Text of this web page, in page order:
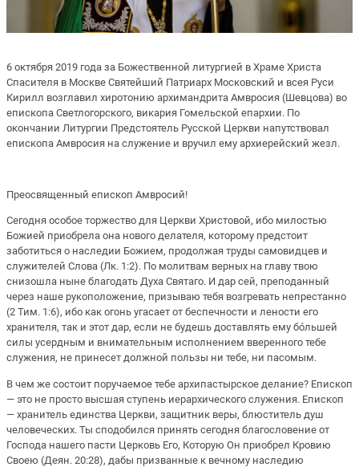
6 октября 2019 года за Божественной литургией в Храме Христа
Спасителя в Москве Святейший Патриарх Московский и всея Руси
Кирилл возглавил хиротонию архимандрита Амвросия (Шевцова) во
епископа Светлогорского, викария Гомельской епархии. По
окончании Литургии Предстоятель Русской Церкви напутствовал
епископа Амвросия на служение и вручил ему архиерейский жезл.
Преосвященный епископ Амвросий!
Сегодня особое торжество для Церкви Христовой, ибо милостью
Божией приобрела она нового делателя, которому предстоит
заботиться о наследии Божием, продолжая труды самовидцев и
служителей Слова (Лк. 1:2). По молитвам верных на главу твою
снизошла ныне благодать Духа Святаго. И дар сей, преподанный
через наше рукоположение, призываю тебя возгревать непрестанно
(2 Тим. 1:6), ибо как огонь угасает от беспечности и лености его
хранителя, так и этот дар, если не будешь доставлять ему бóльшей
силы усердным и внимательным исполнением вверенного тебе
служения, не принесет должной пользы ни тебе, ни пасомым.
В чем же состоит поручаемое тебе архипастырское делание? Епископ
— это не просто высшая ступень иерархического служения. Епископ
— хранитель единства Церкви, защитник веры, блюститель душ
человеческих. Ты сподобился принять сегодня благословение от
Господа нашего пасти Церковь Его, Которую Он приобрел Кровию
Своею (Деян. 20:28), дабы призванные к вечному наследию